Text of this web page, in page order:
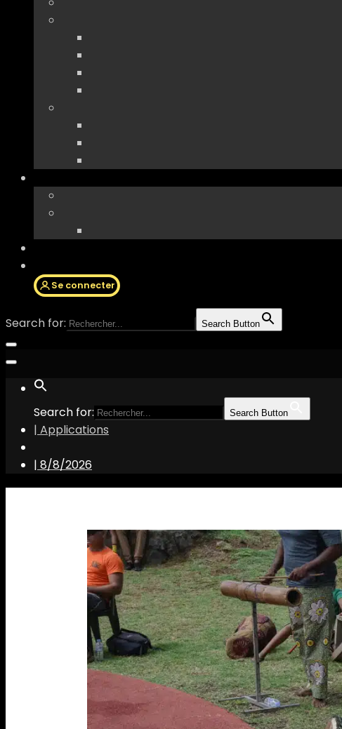
Se connecter
Search for: Search Button
Search for: Search Button
| Applications
| 8/8/2026